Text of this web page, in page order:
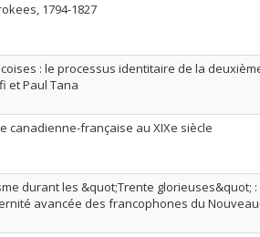
1794-1827
: le processus identitaire de la
et Paul Tana
canadienne-française au XIXe siècle
durant les &quot;Trente glorieuses&quot;
avancée des francophones du